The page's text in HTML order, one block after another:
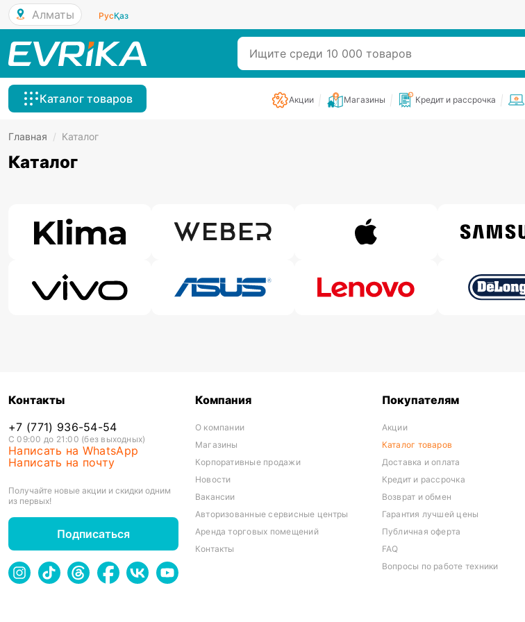
Алматы РусҚаз
Каталог товаров Акции Магазины Кредит и рассрочка
Главная / Каталог
Каталог
Контакты
+7 (771) 936-54-54
С 09:00 до 21:00 (без выходных)
Написать на WhatsApp
Написать на почту
Получайте новые акции и скидки одним
из первых!
Подписаться
Компания
О компании
Магазины
Корпоративные продажи
Новости
Вакансии
Авторизованные сервисные центры
Аренда торговых помещений
Контакты
Покупателям
Акции
Каталог товаров
Доставка и оплата
Кредит и рассрочка
Возврат и обмен
Гарантия лучшей цены
Публичная оферта
FAQ
Вопросы по работе техники